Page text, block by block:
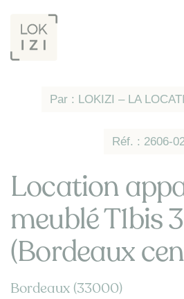
Réf. : 2606-
Par : LOKIZI – LA
Location
meublé T1bis
(Bordeaux
Bordeaux (33000)